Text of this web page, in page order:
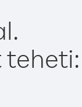
teheti: